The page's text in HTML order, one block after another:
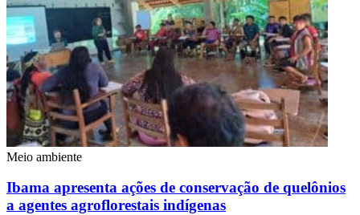
Meio ambiente
Ibama apresenta ações de conservação de quelônios
a agentes agroflorestais indígenas